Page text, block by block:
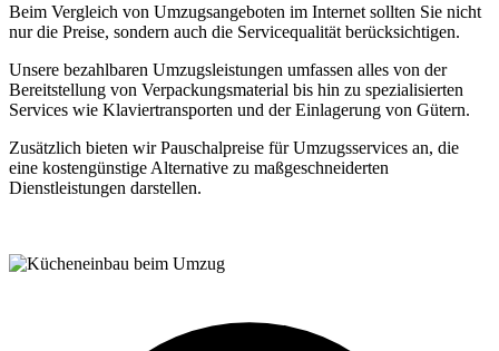
Beim Vergleich von Umzugsangeboten im Internet sollten Sie nicht
nur die Preise, sondern auch die Servicequalität berücksichtigen.
Unsere bezahlbaren Umzugsleistungen umfassen alles von der
Bereitstellung von Verpackungsmaterial bis hin zu spezialisierten
Services wie Klaviertransporten und der Einlagerung von Gütern.
Zusätzlich bieten wir Pauschalpreise für Umzugsservices an, die
eine kostengünstige Alternative zu maßgeschneiderten
Dienstleistungen darstellen.